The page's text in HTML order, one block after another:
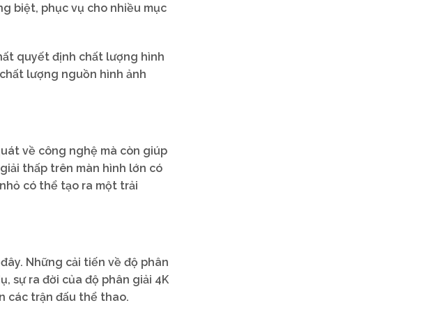
biệt, phục vụ cho nhiều mục
quyết định chất lượng hình
lượng nguồn hình ảnh
về công nghệ mà còn giúp
thấp trên màn hình lớn có
có thể tạo ra một trải
Những cải tiến về độ phân
sự ra đời của độ phân giải 4K
các trận đấu thể thao.